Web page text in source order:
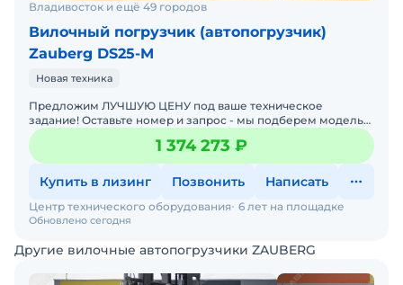
Владивосток и ещё 49 городов
Вилочный погрузчик (автопогрузчик)
Zauberg DS25-M
Новая техника
Предложим ЛУЧШУЮ ЦЕНУ под ваше техническое
задание! Оставьте номер и запрос - мы подберем модель
со СКИДКОЙ. В наличии на складах новые вилочные
погрузчики
1 374 273 ₽
Купить в лизинг Позвонить Написать
Обновлено сегодня
Центр технического оборудования 6 лет на площадке
Другие вилочные автопогрузчики ZAUBERG